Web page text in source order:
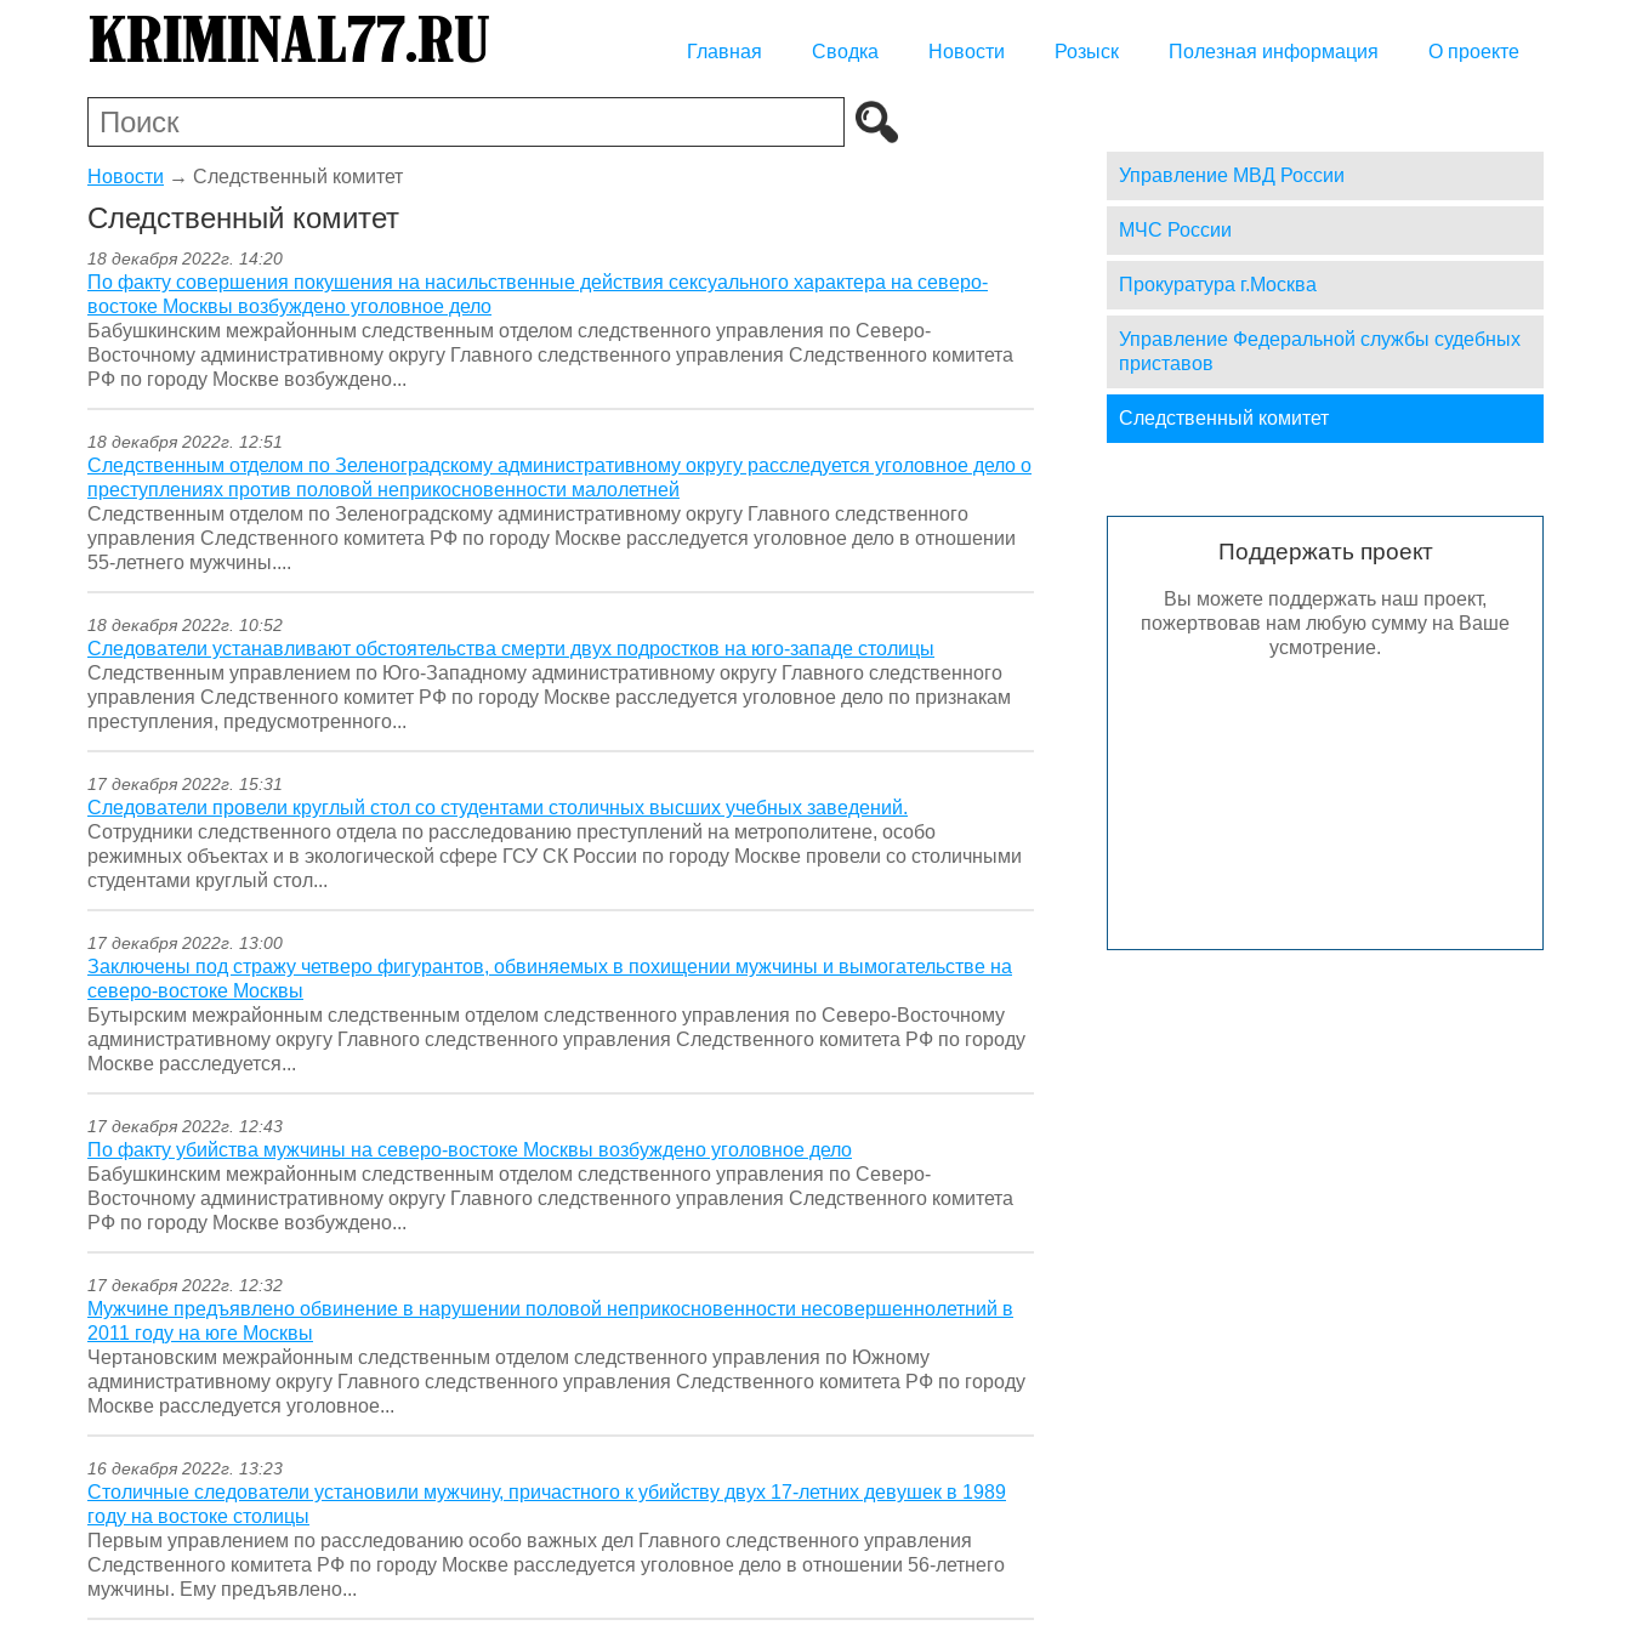
Главная Сводка Новости Розыск Полезная информация О проекте
Новости → Следственный комитет
Следственный комитет
18 декабря 2022г. 14:20
По факту совершения покушения на насильственные действия сексуального характера на северо-
востоке Москвы возбуждено уголовное дело
Бабушкинским межрайонным следственным отделом следственного управления по Северо-
Восточному административному округу Главного следственного управления Следственного комитета
РФ по городу Москве возбуждено...
18 декабря 2022г. 12:51
Следственным отделом по Зеленоградскому административному округу расследуется уголовное дело о
преступлениях против половой неприкосновенности малолетней
Следственным отделом по Зеленоградскому административному округу Главного следственного
управления Следственного комитета РФ по городу Москве расследуется уголовное дело в отношении
55-летнего мужчины....
18 декабря 2022г. 10:52
Следователи устанавливают обстоятельства смерти двух подростков на юго-западе столицы
Следственным управлением по Юго-Западному административному округу Главного следственного
управления Следственного комитет РФ по городу Москве расследуется уголовное дело по признакам
преступления, предусмотренного...
17 декабря 2022г. 15:31
Следователи провели круглый стол со студентами столичных высших учебных заведений.
Сотрудники следственного отдела по расследованию преступлений на метрополитене, особо
режимных объектах и в экологической сфере ГСУ СК России по городу Москве провели со столичными
студентами круглый стол...
17 декабря 2022г. 13:00
Заключены под стражу четверо фигурантов, обвиняемых в похищении мужчины и вымогательстве на
северо-востоке Москвы
Бутырским межрайонным следственным отделом следственного управления по Северо-Восточному
административному округу Главного следственного управления Следственного комитета РФ по городу
Москве расследуется...
17 декабря 2022г. 12:43
По факту убийства мужчины на северо-востоке Москвы возбуждено уголовное дело
Бабушкинским межрайонным следственным отделом следственного управления по Северо-
Восточному административному округу Главного следственного управления Следственного комитета
РФ по городу Москве возбуждено...
17 декабря 2022г. 12:32
Мужчине предъявлено обвинение в нарушении половой неприкосновенности несовершеннолетний в
2011 году на юге Москвы
Чертановским межрайонным следственным отделом следственного управления по Южному
административному округу Главного следственного управления Следственного комитета РФ по городу
Москве расследуется уголовное...
16 декабря 2022г. 13:23
Столичные следователи установили мужчину, причастного к убийству двух 17-летних девушек в 1989
году на востоке столицы
Первым управлением по расследованию особо важных дел Главного следственного управления
Следственного комитета РФ по городу Москве расследуется уголовное дело в отношении 56-летнего
мужчины. Ему предъявлено...
Управление МВД России
МЧС России
Прокуратура г.Москва
Управление Федеральной службы судебных
приставов
Следственный комитет
Поддержать проект
Вы можете поддержать наш проект,
пожертвовав нам любую сумму на Ваше
усмотрение.